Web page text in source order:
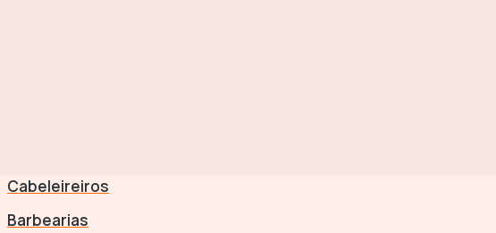
Cabeleireiros
Barbearias